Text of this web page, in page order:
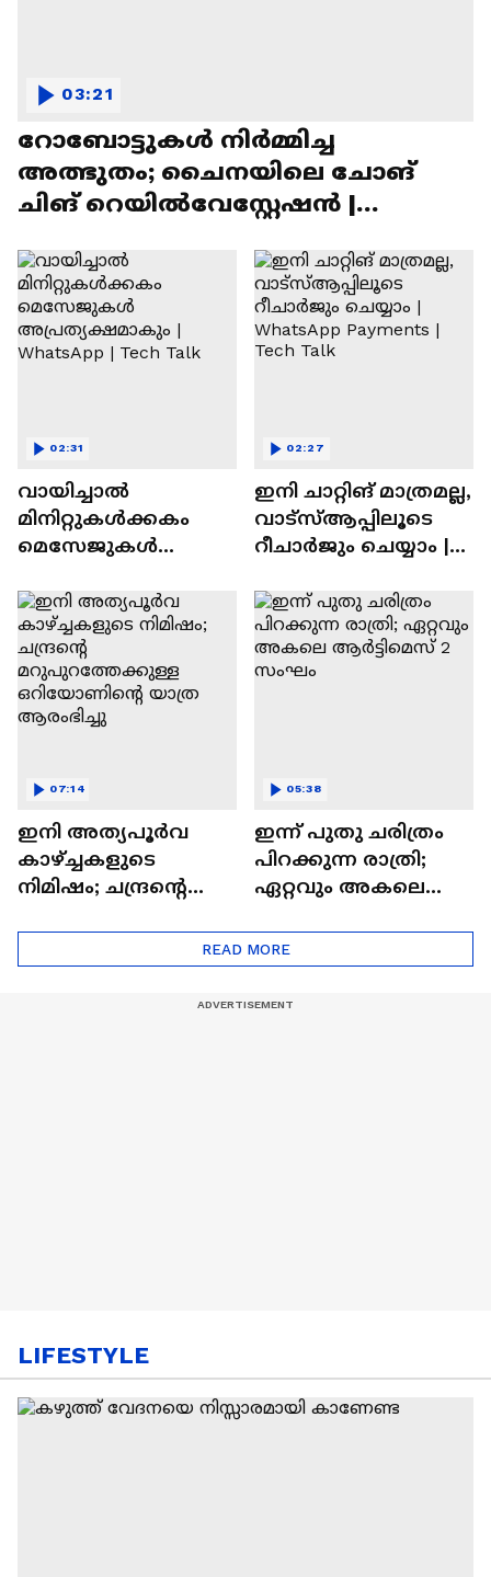
റോബോട്ടുകൾ നിർമ്മിച്ച
അത്ഭുതം; ചൈനയിലെ ചോങ്
ചിങ് റെയിൽവേസ്റ്റേഷൻ |
03:21
വായിച്ചാൽ
മിനിറ്റുകൾക്കകം
മെസേജുകള്‍
WhatsApp | Tech Talk
02:31
ഇനി ചാറ്റിങ് മാത്രമല്ല,
വാട്‌സ്‌ആപ്പിലൂടെ
റീചാർജും ചെയ്യാം |
Tech Talk
02:27
ഇനി അത്യപൂര്‍വ
കാഴ്ച്ചകളുടെ
നിമിഷം; ചന്ദ്രന്റെ
ഒറിയോണിന്റെ യാത്ര
ആരംഭിച്ചു
07:14
ഇന്ന് പുതു ചരിത്രം
പിറക്കുന്ന രാത്രി;
ഏറ്റവും അകലെ
05:38
READ MORE
LIFESTYLE